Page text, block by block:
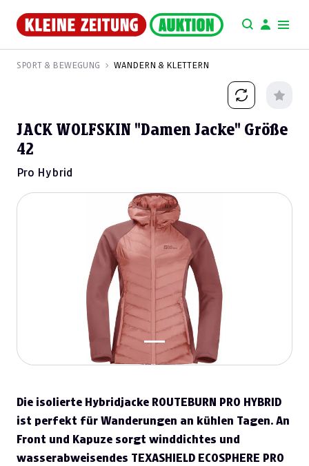
SPORT & BEWEGUNG WANDERN & KLETTERN
JACK WOLFSKIN "Damen Jacke" Größe
42
Pro Hybrid
Die isolierte Hybridjacke ROUTEBURN PRO HYBRID
ist perfekt für Wanderungen an kühlen Tagen. An
Front und Kapuze sorgt winddichtes und
wasserabweisendes TEXASHIELD ECOSPHERE PRO